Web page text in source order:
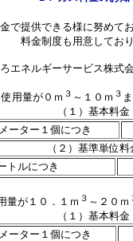
で提供できる様に努めて
料金制度も用意してお
エネルギーサービス株式
用量が０ｍ ３ ～１０ｍ ３
（１）基本料金
ーター１個につき
（２）基準単位料
トルにつき
が１０．１ｍ ３ ～２０ｍ
（１）基本料金
ーター１個につき